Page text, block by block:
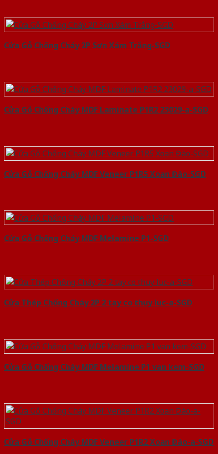
Cửa Gỗ Chống Cháy 2P Sơn Xám Trắng-SGD
Cửa Gỗ Chống Cháy MDF Laminate P1R2 23029-a-SGD
Cửa Gỗ Chống Cháy MDF Veneer P1R5 Xoan Đào-SGD
Cửa Gỗ Chống Cháy MDF Melamine P1-SGD
Cửa Thép Chống Cháy 2P 2 tay co thuy luc-a-SGD
Cửa Gỗ Chống Cháy MDF Melamine P1 van kem-SGD
Cửa Gỗ Chống Cháy MDF Veneer P1R2 Xoan Đào-a-SGD